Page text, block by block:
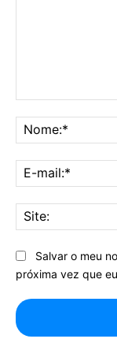
Salvar o meu
próxima vez que